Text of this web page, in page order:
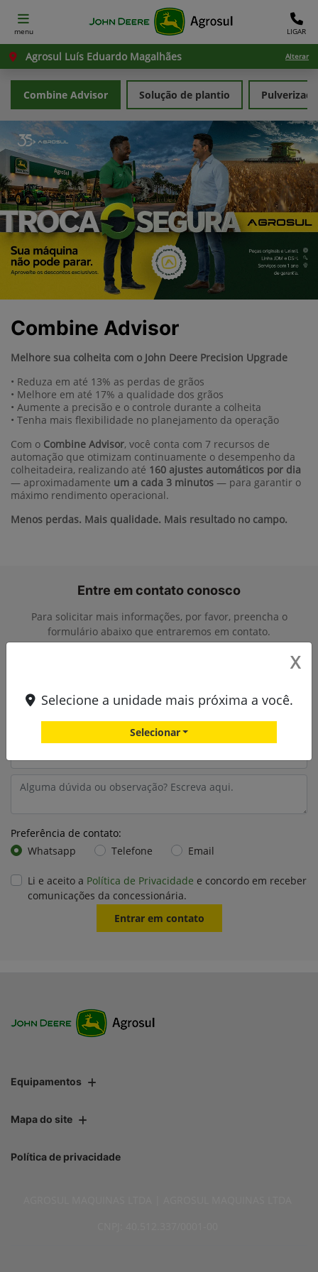
menu LIGAR
Agrosul Luís Eduardo Magalhães Alterar
Solução de plantio
Combine Advisor
Combine Advisor
Melhore sua colheita com o John Deere Precision Upgrade
• Reduza em até 13% as perdas de grãos
• Melhore em até 17% a qualidade dos grãos
• Aumente a precisão e o controle durante a colheita
• Tenha mais flexibilidade no planejamento da operação
Com o Combine Advisor, você conta com 7 recursos de
automação que otimizam continuamente o desempenho da
colheitadeira, realizando até 160 ajustes automáticos por dia
— aproximadamente um a cada 3 minutos — para garantir o
máximo rendimento operacional.
Menos perdas. Mais qualidade. Mais resultado no campo.
Entre em contato conosco
Para solicitar mais informações, por favor, preencha o
formulário abaixo que entraremos em contato.
Preferência de contato:
Whatsapp
Telefone Email
Li e aceito a Política de Privacidade e concordo em receber
comunicações da concessionária.
Entrar em contato
Equipamentos
Mapa do site
Política de privacidade
X
Selecione a unidade mais próxima a você.
Selecionar